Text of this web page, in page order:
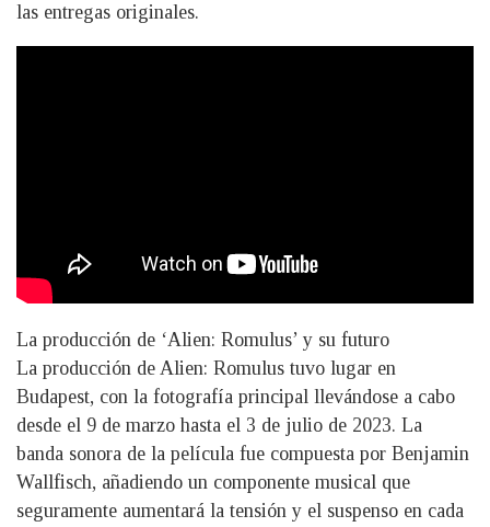
las entregas originales.
La producción de ‘Alien: Romulus’ y su futuro
La producción de Alien: Romulus tuvo lugar en
Budapest, con la fotografía principal llevándose a cabo
desde el 9 de marzo hasta el 3 de julio de 2023. La
banda sonora de la película fue compuesta por Benjamin
Wallfisch, añadiendo un componente musical que
seguramente aumentará la tensión y el suspenso en cada